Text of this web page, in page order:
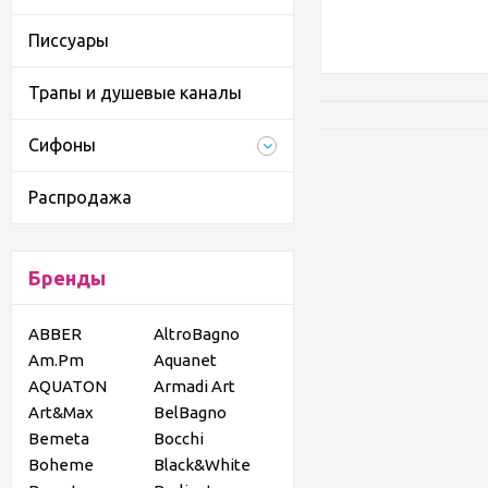
Писсуары
Трапы и душевые каналы
Сифоны
Распродажа
Бренды
ABBER
AltroBagno
Am.Pm
Aquanet
AQUATON
Armadi Art
Art&Max
BelBagno
Bemeta
Bocchi
Boheme
Black&White